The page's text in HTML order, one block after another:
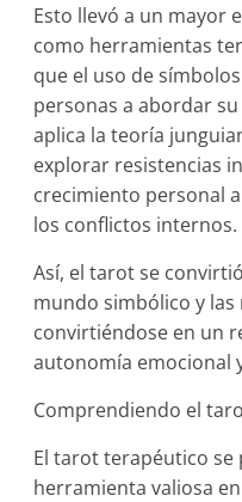
Esto llevó a un mayor
como herramientas
que el uso de
personas a abordar
aplica la teoría
explorar resistencias
crecimiento personal
los conflictos internos.
Así, el tarot se
mundo simbólico y
convirtiéndose en un
autonomía emocional
Comprendiendo el
El tarot terapéutico se
herramienta valiosa